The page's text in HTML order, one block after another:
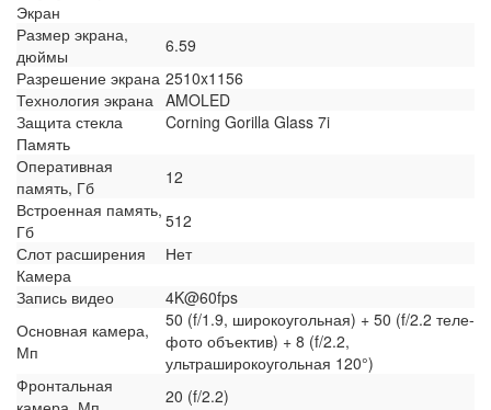
Экран
Размер экрана,
дюймы
6.59
Разрешение экрана 2510x1156
Технология экрана AMOLED
Защита стекла
Corning Gorilla Glass 7i
Память
Оперативная
память, Гб
12
Встроенная память,
Гб
512
Слот расширения
Нет
Камера
Запись видео
4K@60fps
Основная камера,
Мп
50 (f/1.9, широкоугольная) + 50 (f/2.2 теле-
фото объектив) + 8 (f/2.2,
ультраширокоугольная 120°)
Фронтальная
20 (f/2.2)